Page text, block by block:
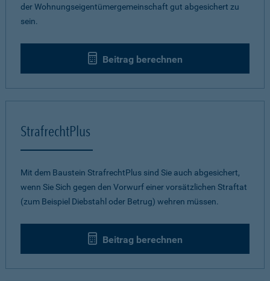
der Wohnungseigentümergemeinschaft gut abgesichert zu
sein.
Beitrag berechnen
StrafrechtPlus
Mit dem Baustein StrafrechtPlus sind Sie auch abgesichert,
wenn Sie Sich gegen den Vorwurf einer vorsätzlichen Straftat
(zum Beispiel Diebstahl oder Betrug) wehren müssen.
Beitrag berechnen